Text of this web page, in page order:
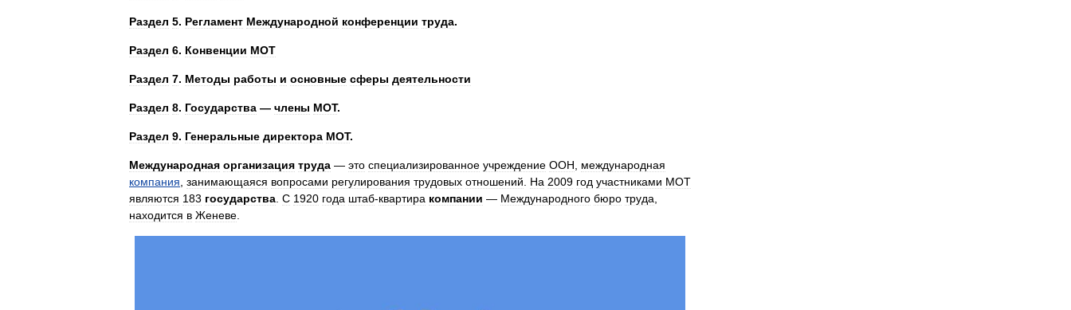
Раздел 5. Регламент Международной конференции труда.
Раздел 6. Конвенции МОТ
Раздел 7. Методы работы и основные сферы деятельности
Раздел 8. Государства — члены МОТ.
Раздел 9. Генеральные директора МОТ.
Международная организация труда — это специализированное учреждение ООН
международная
компания занимающаяся вопросами регулирования трудовых отношений На 2009 год участниками МОТ
являются 183 государства С 1920 года штаб-квартира компании — Международного бюро труда
находится в Женеве